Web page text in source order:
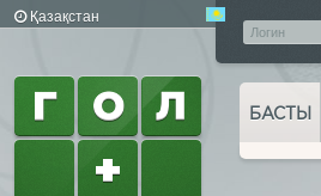
Қазақстан
БАСТЫ